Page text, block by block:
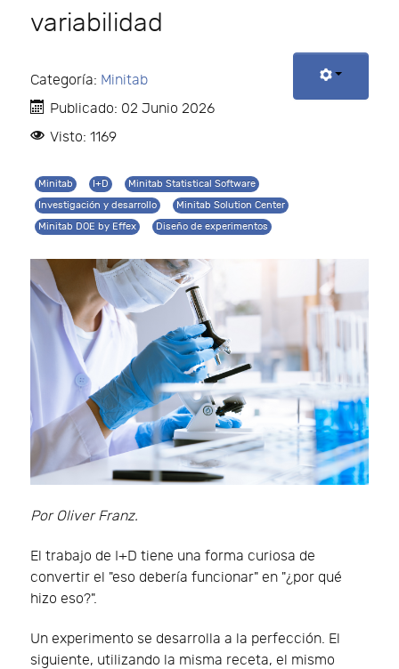
variabilidad
Categoría: Minitab
Publicado: 02 Junio 2026
Visto: 1169
Minitab I+D
Minitab Statistical Software
Investigación y desarrollo
Minitab Solution Center
Minitab DOE by Effex
Diseño de experimentos
Por Oliver Franz.
El trabajo de I+D tiene una forma curiosa de
convertir el "eso debería funcionar" en "¿por qué
hizo eso?".
Un experimento se desarrolla a la perfección. El
siguiente, utilizando la misma receta, el mismo